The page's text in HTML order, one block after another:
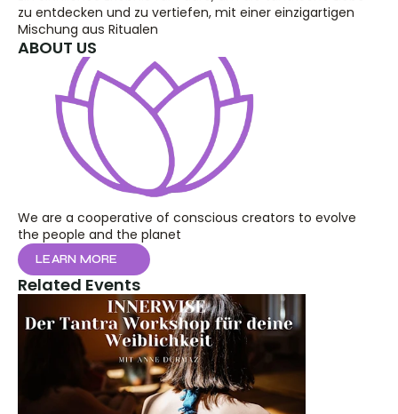
zu entdecken und zu vertiefen, mit einer einzigartigen
Mischung aus Ritualen
ABOUT US
We are a cooperative of conscious creators to evolve
the people and the planet
LEARN MORE
Related Events